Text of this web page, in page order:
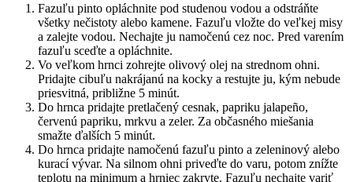
Fazuľu pinto opláchnite pod studenou vodou a odstráňte
všetky nečistoty alebo kamene. Fazuľu vložte do veľkej misy
a zalejte vodou. Nechajte ju namočenú cez noc. Pred varením
fazuľu sceďte a opláchnite.
Vo veľkom hrnci zohrejte olivový olej na strednom ohni.
Pridajte cibuľu nakrájanú na kocky a restujte ju, kým nebude
priesvitná, približne 5 minút.
Do hrnca pridajte pretlačený cesnak, papriku jalapeño,
červenú papriku, mrkvu a zeler. Za občasného miešania
smažte ďalších 5 minút.
Do hrnca pridajte namočenú fazuľu pinto a zeleninový alebo
kurací vývar. Na silnom ohni priveďte do varu, potom znížte
teplotu na minimum a hrniec zakryte. Fazuľu nechajte variť